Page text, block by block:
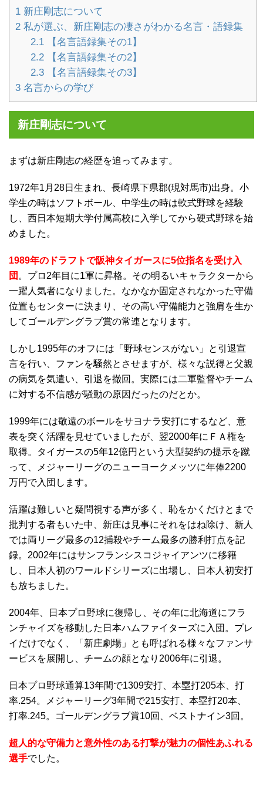
1 新庄剛志について
2 私が選ぶ、新庄剛志の凄さがわかる名言・語録集
2.1【名言語録集その1】
2.2【名言語録集その2】
2.3【名言語録集その3】
3 名言からの学び
新庄剛志について
まずは新庄剛志の経歴を追ってみます。
1972年1月28日生まれ、長崎県下県郡(現対馬市)出身。小
学生の時はソフトボール、中学生の時は軟式野球を経験
し、西日本短期大学付属高校に入学してから硬式野球を始
めました。
1989年のドラフトで阪神タイガースに5位指名を受け入
団 。プロ2年目に1軍に昇格。その明るいキャラクターから
一躍人気者になりました。なかなか固定されなかった守備
位置もセンターに決まり、その高い守備能力と強肩を生か
してゴールデングラブ賞の常連となります。
しかし1995年のオフには「野球センスがない」と引退宣
言を行い、ファンを騒然とさせますが、様々な説得と父親
の病気を気遣い、引退を撤回。実際には二軍監督やチーム
に対する不信感が騒動の原因だったのだとか。
1999年には敬遠のボールをサヨナラ安打にするなど、意
表を突く活躍を見せていましたが、翌2000年にＦＡ権を
取得。タイガースの5年12億円という大型契約の提示を蹴
って、メジャーリーグのニューヨークメッツに年俸2200
万円で入団します。
活躍は難しいと疑問視する声が多く、恥をかくだけとまで
批判する者もいた中、新庄は見事にそれをはね除け、新人
では両リーグ最多の12捕殺やチーム最多の勝利打点を記
録。2002年にはサンフランシスコジャイアンツに移籍
し、日本人初のワールドシリーズに出場し、日本人初安打
も放ちました。
2004年、日本プロ野球に復帰し、その年に北海道にフラ
ンチャイズを移動した日本ハムファイターズに入団。プレ
イだけでなく、「新庄劇場」とも呼ばれる様々なファンサ
ービスを展開し、チームの顔となり2006年に引退。
日本プロ野球通算13年間で1309安打、本塁打205本、打
率.254。メジャーリーグ3年間で215安打、本塁打20本、
打率.245。ゴールデングラブ賞10回、ベストナイン3回。
超人的な守備力と意外性のある打撃が魅力の個性あふれる
選手でした。